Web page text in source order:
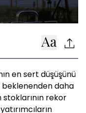
en sert düşüşünü
daha
rekor